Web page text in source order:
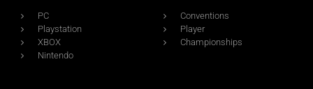
PC
Playstation
XBOX
Nintendo
Conventions
Player
Championships